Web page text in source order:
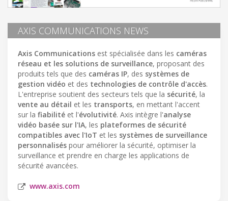
AXIS COMMUNICATIONS NEWS
Axis Communications est spécialisée dans les caméras
réseau et les solutions de surveillance, proposant des
produits tels que des caméras IP, des systèmes de
gestion vidéo et des technologies de contrôle d'accès.
L'entreprise soutient des secteurs tels que la sécurité, la
vente au détail et les transports, en mettant l'accent
sur la fiabilité et l'évolutivité. Axis intègre l'analyse
vidéo basée sur l'IA, les plateformes de sécurité
compatibles avec l'IoT et les systèmes de surveillance
personnalisés pour améliorer la sécurité, optimiser la
surveillance et prendre en charge les applications de
sécurité avancées.
www.axis.com